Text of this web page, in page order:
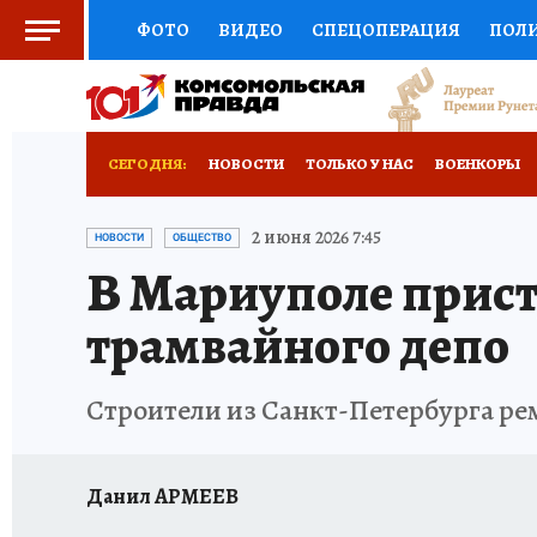
ФОТО ВИДЕО СПЕЦОПЕРАЦИЯ
СОЦПОДДЕРЖКА НАУКА СПОРТ
ДЕФИЦИТ ЖЕЛЕЗА
ГИД ПОТРЕБИТЕЛЯ
СЕГОДНЯ: НОВОСТИ ТОЛЬКО У НАС ВОЕНКОРЫ
НОВОРОССИЯ АФИША
НОВОСТИ ОБЩЕСТВО 2 июня 2026 7:45
В Мариуполе
трамвайного депо
Строители из Санкт-Петербурга
Данил АРМЕЕВ